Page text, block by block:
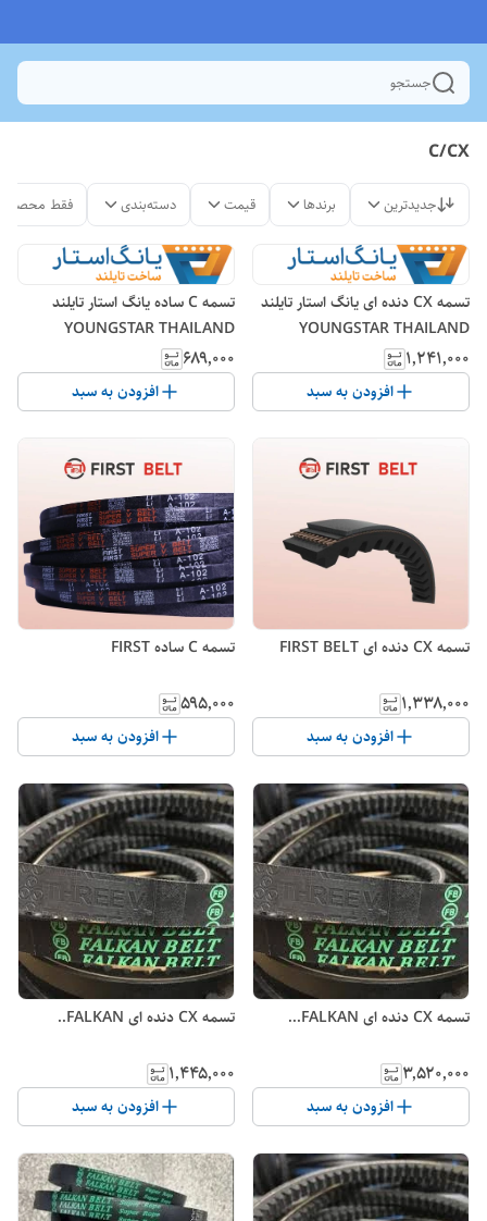
جستجو
C/CX
جدیدترین برندها قیمت دسته‌بندی فقط
تسمه CX دنده ای یانگ استار تایلند
YOUNGSTAR THAILAND
۱٬۲۴۱٬۰۰۰
افزودن به سبد
تسمه C ساده یانگ استار تایلند
YOUNGSTAR THAILAND
۶۸۹٬۰۰۰
افزودن به سبد
تسمه CX دنده ای FIRST BELT
۱٬۳۳۸٬۰۰۰
افزودن به سبد
تسمه C ساده FIRST
۵۹۵٬۰۰۰
افزودن به سبد
تسمه CX دنده ای FALKAN...
۳٬۵۲۰٬۰۰۰
افزودن به سبد
تسمه CX دنده ای FALKAN..
۱٬۴۴۵٬۰۰۰
افزودن به سبد